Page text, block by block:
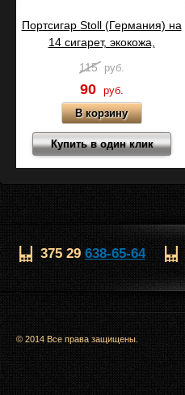
Портсигар Stoll (Германия) на
14 сигарет, экокожа,
Коричневый, C15-2
115 руб.
90 руб.
Купить в один клик
375 29638-65-64
© 2014 Все права защищены.